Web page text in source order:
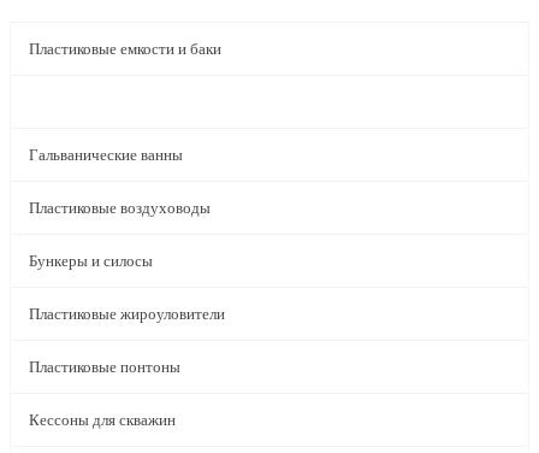
Пластиковые емкости и баки
Гальванические ванны
Пластиковые воздуховоды
Бункеры и силосы
Пластиковые жироуловители
Пластиковые понтоны
Кессоны для скважин